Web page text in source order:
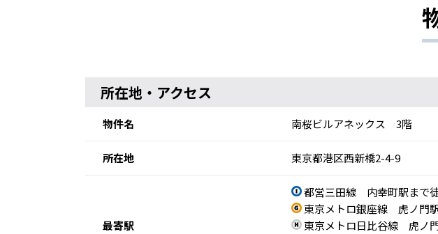
所在地・アクセス
物件名 南桜ビルアネックス 3階
所在地 東京都港区西新橋2-4-9
最寄駅
都営三田線 内幸町駅まで
東京メトロ銀座線 虎ノ門
東京メトロ日比谷線 虎ノ